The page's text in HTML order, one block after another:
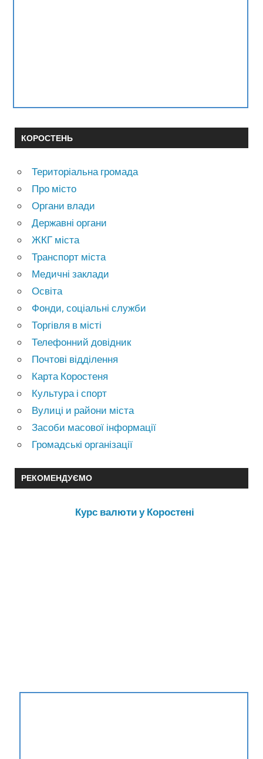
КОРОСТЕНЬ
Територіальна громада
Про місто
Органи влади
Державні органи
ЖКГ міста
Транспорт міста
Медичні заклади
Освіта
Фонди, соціальні служби
Торгівля в місті
Телефонний довідник
Почтові відділення
Карта Коростеня
Культура і спорт
Вулиці и райони міста
Засоби масової інформації
Громадські організації
РЕКОМЕНДУЄМО
Курс валюти у Коростені